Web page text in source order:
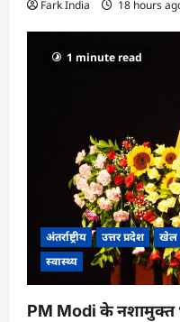
Fark India 18 hours
1 minute read
अंतर्राष्ट्रीय उत्तर प्रदेश खेल
स्वास्थ्य
PM Modi के नशामुक्त